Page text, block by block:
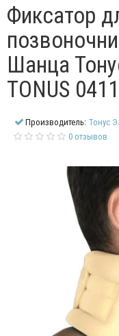
Фиксатор
Шанца
TONUS 0411
Производитель: Тонус
0 отзывов